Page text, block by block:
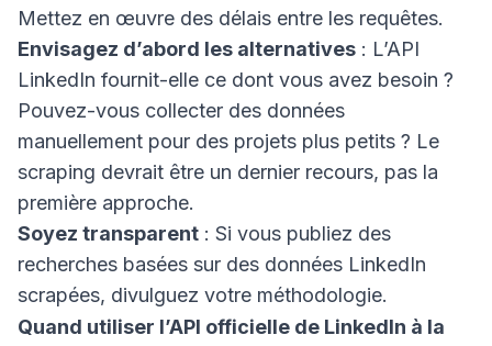
Mettez en œuvre des délais entre les requêtes.
Envisagez d’abord les alternatives : L’API
LinkedIn fournit-elle ce dont vous avez besoin ?
Pouvez-vous collecter des données
manuellement pour des projets plus petits ? Le
scraping devrait être un dernier recours, pas la
première approche.
Soyez transparent : Si vous publiez des
recherches basées sur des données LinkedIn
scrapées, divulguez votre méthodologie.
Quand utiliser l’API officielle de LinkedIn à la